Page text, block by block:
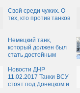
Свой среди чужих. О
тех, кто против танков
Немецкий танк,
который должен был
стать достойным
Новости ДНР
11.02.2017 Танки ВСУ
стоят под Донецком и